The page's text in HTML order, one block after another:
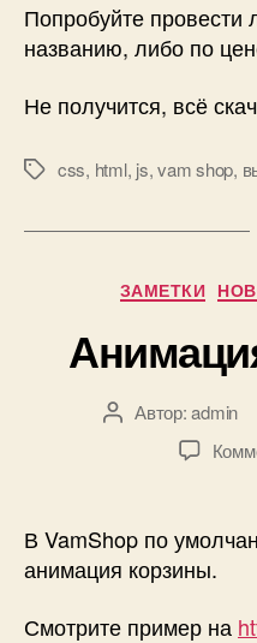
Попробуйте провести
названию, либо по
Не получится, всё
Меткиcss, html, js,vam shop,
ЗАМЕТКИ
АвторАвтор:admin
В VamShop по
анимация корзины.
Смотрите пример на